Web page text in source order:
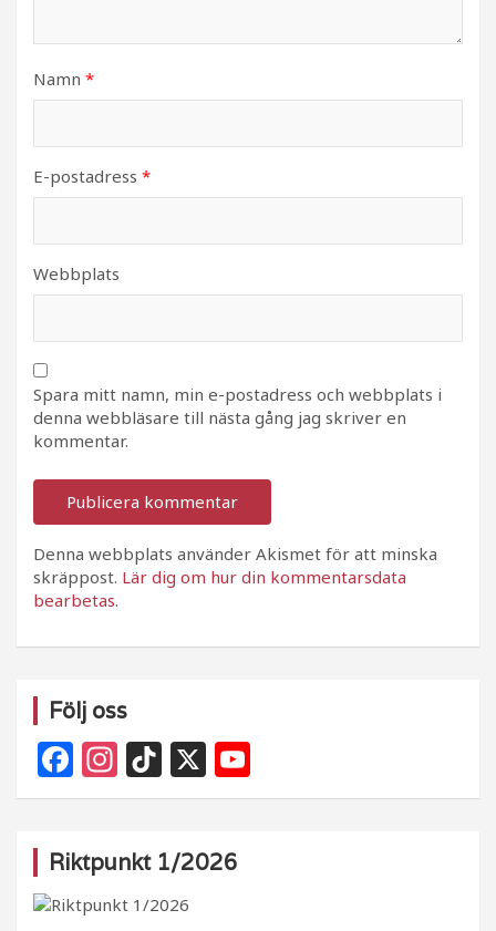
Namn *
E-postadress *
Webbplats
Spara mitt namn, min e-postadress och webbplats i
denna webbläsare till nästa gång jag skriver en
kommentar.
Denna webbplats använder Akismet för att minska
skräppost. Lär dig om hur din kommentarsdata
bearbetas.
Följ oss
F
a
e
b
In
st
g
ra
Ti
k
o
k
X
o
Riktpunkt 1/2026